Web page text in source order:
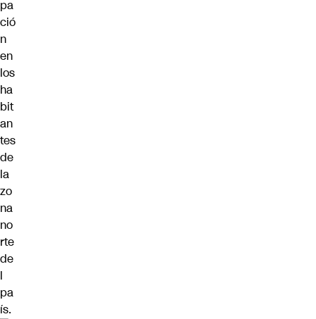
pa
ció
n
en
los
ha
bit
an
tes
de
la
zo
na
no
rte
de
l
pa
ís.